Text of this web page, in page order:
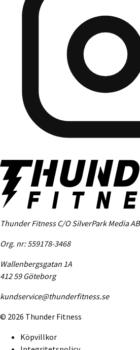
Thunder Fitness C/O SilverPark Media AB
Org. nr: 559178-3468
Wallenbergsgatan 1A
412 59 Göteborg
kundservice@thunderfitness.se
© 2026 Thunder Fitness
Köpvillkor